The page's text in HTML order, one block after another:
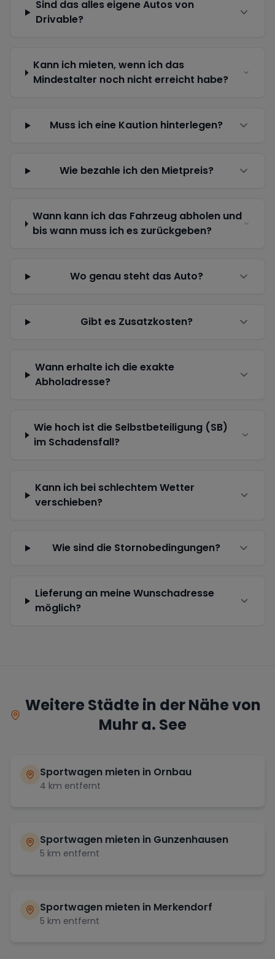
Sind das alles eigene Autos von
Drivable?
Kann ich mieten, wenn ich das
Mindestalter noch nicht erreicht habe?
Muss ich eine Kaution hinterlegen?
Wie bezahle ich den Mietpreis?
Wann kann ich das Fahrzeug abholen und
bis wann muss ich es zurückgeben?
Wo genau steht das Auto?
Gibt es Zusatzkosten?
Wann erhalte ich die exakte
Abholadresse?
Wie hoch ist die Selbstbeteiligung (SB)
im Schadensfall?
Kann ich bei schlechtem Wetter
verschieben?
Wie sind die Stornobedingungen?
Lieferung an meine Wunschadresse
möglich?
Weitere Städte in der Nähe von
Muhr a. See
Sportwagen mieten in Ornbau
4 km entfernt
Sportwagen mieten in Gunzenhausen
5 km entfernt
Sportwagen mieten in Merkendorf
5 km entfernt